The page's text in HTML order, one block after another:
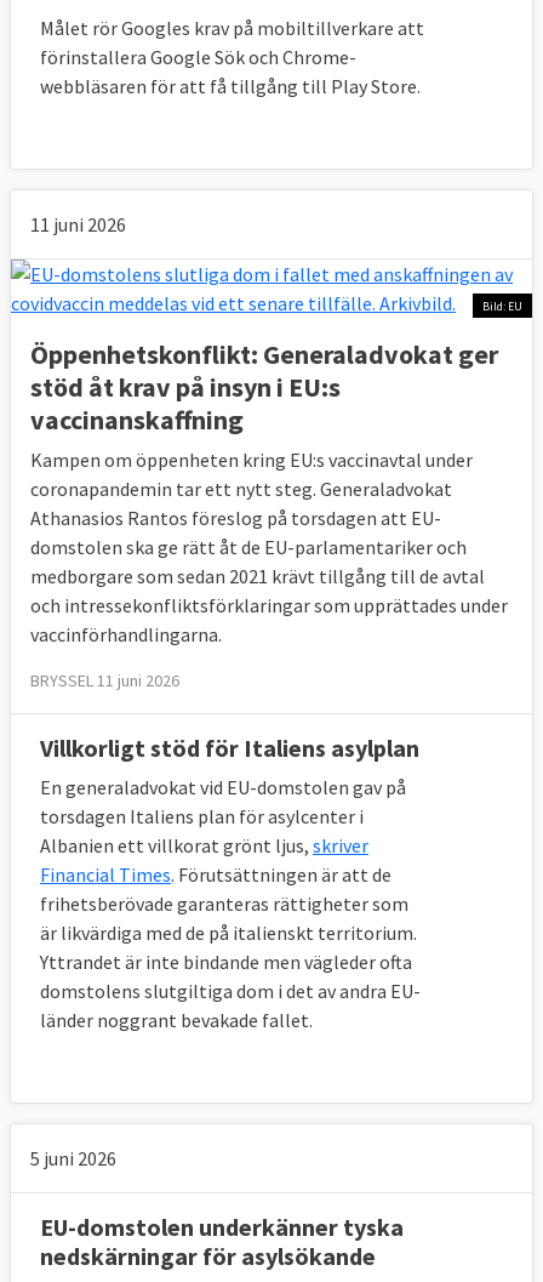
lag som enligt reglerna skulle införts senast
23 november 1996
Bristande svensk kontroll av överfiske och
18 november 2004Sverige förloradeAtt
inte i tid infört 2001-års direktiv om
upphovsrätt i informationssamhället -
Sverige svarade införlivandet i svensk rätt
var mycket komplext
18 november 2004
inte i tid infört direktivet om rekonstruktion
och likvidation av försäkringsföretag
15 juli 2004Sverige vannMoms på
stödbelopp för torkat foder
15 juli 2004
infört direktivet i svensk rätt om insyn i
finansiella förbindelser mellan
medlemsstater och offentliga företag
30 mars 2004Sverige förloradeEj
omhändertagit spilloljor på rätt sätt
5 november 2002Sverige förlorade
behålla flygtrafikavtal med USA i strid mot
EU-rätt
7 maj 2002Sverige vannAvsaknad av lista
på oskäliga villkor i konsumentavtal
av EU-regler för badvatten
Läs mer
Målet rör Googles krav på mobiltillverkare att
förinstallera Google Sök och Chrome-
webbläsaren för att få tillgång till Play Store.
11 juni 2026
Bild: EU
Öppenhetskonflikt: Generaladvokat ger
stöd åt krav på insyn i EU:s
vaccinanskaffning
Kampen om öppenheten kring EU:s vaccinavtal under
coronapandemin tar ett nytt steg. Generaladvokat
Athanasios Rantos föreslog på torsdagen att EU-
domstolen ska ge rätt åt de EU-parlamentariker och
medborgare som sedan 2021 krävt tillgång till de avtal
och intressekonfliktsförklaringar som upprättades under
vaccinförhandlingarna.
BRYSSEL 11 juni 2026
Villkorligt stöd för Italiens asylplan
En generaladvokat vid EU-domstolen gav på
torsdagen Italiens plan för asylcenter i
Albanien ett villkorat grönt ljus, skriver
Financial Times. Förutsättningen är att de
frihetsberövade garanteras rättigheter som
är likvärdiga med de på italienskt territorium.
Yttrandet är inte bindande men vägleder ofta
domstolens slutgiltiga dom i det av andra EU-
länder noggrant bevakade fallet.
5 juni 2026
EU-domstolen underkänner tyska
nedskärningar för asylsökande